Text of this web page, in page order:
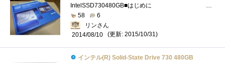
IntelSSD730480GB■はじめに 。 IntelSSDは過去にIntelSSD510を入手してから3年振りの新型になります！ IntelSSD510をRAID0にし...
58
6
リンさん
2014/08/10
(更新: 2015/10/31)
インテル(R) Solid-State Drive 730 480GB